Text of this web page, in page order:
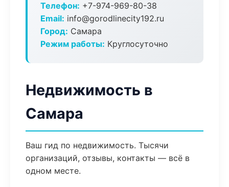
Телефон: +7-974-969-80-38
Email: info@gorodlinecity192.ru
Город: Самара
Режим работы: Круглосуточно
Недвижимость в
Самара
Ваш гид по недвижимость. Тысячи
организаций, отзывы, контакты — всё в
одном месте.